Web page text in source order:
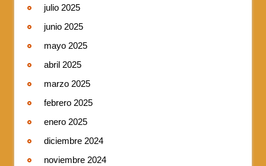
julio 2025
junio 2025
mayo 2025
abril 2025
marzo 2025
febrero 2025
enero 2025
diciembre 2024
noviembre 2024